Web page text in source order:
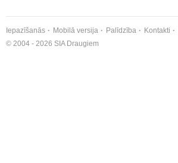
Iepazīšanās Mobilā versija Palīdzība Kontakti
© 2004 - 2026 SIA Draugiem